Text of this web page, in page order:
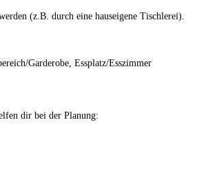
(z.B. durch eine hauseigene Tischlerei).
Garderobe, Essplatz/Esszimmer
dir bei der Planung: